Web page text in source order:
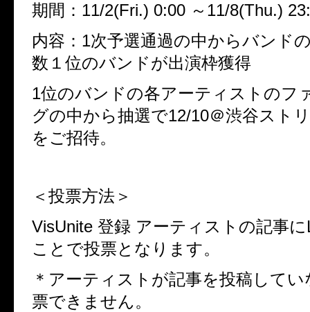
期間： 11/2(Fri.) 0:00 ～ 11/8(Thu.)
内容： 1次予選通過の中からバンド
数１位のバンドが出演枠獲得
1位のバンドの各アーティストのフ
グの中から抽選で12/10＠渋谷スト
をご招待。
＜投票方法＞
VisUnite 登録 アーティストの記事に
ことで投票となります。
＊アーティストが記事を投稿して
票できません。